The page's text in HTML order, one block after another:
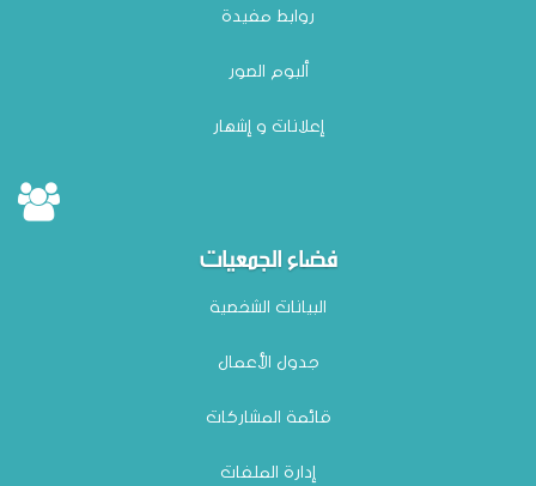
روابط مفيدة
ألبوم الصور
إعلانات و إشهار
فضاء الجمعيات
البيانات الشخصية
جدول الأعمال
قائمة المشاركات
إدارة الملفات